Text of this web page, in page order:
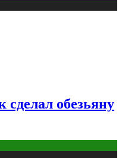
обезьяну